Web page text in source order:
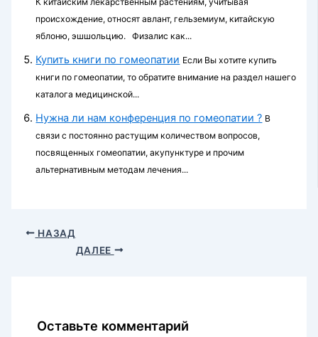
происхождение, относят авлант, гельземиум, китайскую
яблоню, эшшольцию. Физалис как...
Купить книги по гомеопатии Если Вы хотите купить
книги по гомеопатии, то обратите внимание на раздел нашего
каталога медицинской...
Нужна ли нам конференция по гомеопатии ? В
связи с постоянно растущим количеством вопросов,
посвященных гомеопатии, акупунктуре и прочим
альтернативным методам лечения...
НАЗАД
ДАЛЕЕ
Оставьте комментарий